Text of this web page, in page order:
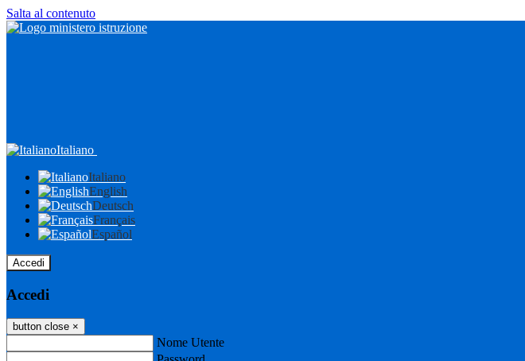
Salta al contenuto
Italiano
Italiano
English
Deutsch
Français
Español
Accedi
Accedi
button close ×
Nome Utente